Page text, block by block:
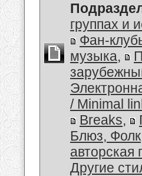
группах и
Фан-
музыка,
/ Minimal
Breaks,
Блюз,
авторская
Другие